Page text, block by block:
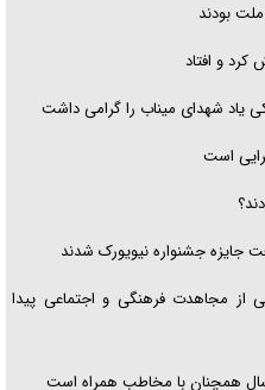
بودند
کرد و افتاد
یاد شهدای میناب را گرامی داشت
است
جایزه جشنواره نیویورک شدند
از مجاهدت فرهنگی و اجتماعی پیدا